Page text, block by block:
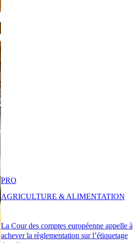
La Cour des comptes européenne appelle à
achever la règlementation sur l’étiquetage
PRO
AGRICULTURE & ALIMENTATION